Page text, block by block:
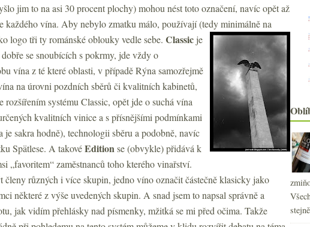
jim to na asi 30 procent plochy) mohou nést toto označení, navíc opět až
každého vína. Aby nebylo zmatku málo, používají (tedy minimálně na
logo tři ty románské oblouky vedle sebe. Classic je
se snoubících s pokrmy, jde vždy o
vína z té které oblasti, v případě Rýna samozřejmě
na úrovni pozdních sběrů či kvalitních kabinetů,
rozšířením systému Classic, opět jde o suchá vína
kvalitních vinice a s přísnějšími podmínkami
sakra hodně), technologii sběru a podobně, navíc
Spätlese. A takovéEditionse (obvykle) přidává k
„favoritem“ zaměstnanců toho kterého vinařství.
různých i více skupin, jedno víno označit částečně klasicky jako
některé z výše uvedených skupin. A snad jsem to napsal správně a
jak vidím přehlásky nad písmenky, mžitká se mi před očima. Takže